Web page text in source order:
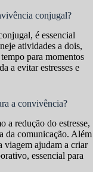
conjugal?
é essencial
atividades a dois,
para momentos
a evitar estresses e
a convivência?
a redução do estresse,
da comunicação. Além
viagem ajudam a criar
essencial para